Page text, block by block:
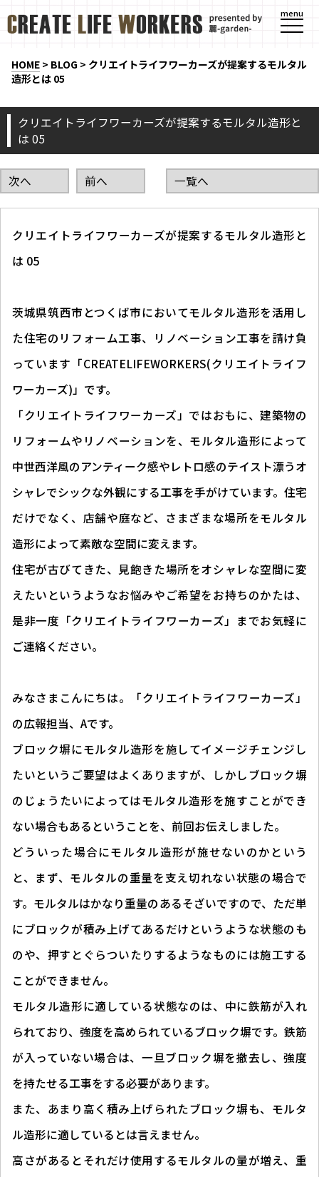
menu
HOME > BLOG > クリエイトライフワーカーズが提案するモルタル
造形とは 05
クリエイトライフワーカーズが提案するモルタル造形と
は 05
次へ 前へ 一覧へ
クリエイトライフワーカーズが提案するモルタル造形と
は 05
茨城県筑西市とつくば市においてモルタル造形を活用し
た住宅のリフォーム工事、リノベーション工事を請け負
っています「CREATELIFEWORKERS(クリエイトライフ
ワーカーズ)」です。
「クリエイトライフワーカーズ」ではおもに、建築物の
リフォームやリノベーションを、モルタル造形によって
中世西洋風のアンティーク感やレトロ感のテイスト漂うオ
シャレでシックな外観にする工事を手がけています。住宅
だけでなく、店舗や庭など、さまざまな場所をモルタル
造形によって素敵な空間に変えます。
住宅が古びてきた、見飽きた場所をオシャレな空間に変
えたいというようなお悩みやご希望をお持ちのかたは、
是非一度「クリエイトライフワーカーズ」までお気軽に
ご連絡ください。
みなさまこんにちは。「クリエイトライフワーカーズ」
の広報担当、Aです。
ブロック塀にモルタル造形を施してイメージチェンジし
たいというご要望はよくありますが、しかしブロック塀
のじょうたいによってはモルタル造形を施すことができ
ない場合もあるということを、前回お伝えしました。
どういった場合にモルタル造形が施せないのかという
と、まず、モルタルの重量を支え切れない状態の場合で
す。モルタルはかなり重量のあるそざいですので、ただ単
にブロックが積み上げてあるだけというような状態のも
のや、押すとぐらついたりするようなものには施工する
ことができません。
モルタル造形に適している状態なのは、中に鉄筋が入れ
られており、強度を高められているブロック塀です。鉄筋
が入っていない場合は、一旦ブロック塀を撤去し、強度
を持たせる工事をする必要があります。
また、あまり高く積み上げられたブロック塀も、モルタ
ル造形に適しているとは言えません。
高さがあるとそれだけ使用するモルタルの量が増え、重